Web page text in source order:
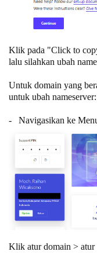
Klik pada "Click to
lalu silahkan ubah
Untuk domain yang
untuk ubah nameserver:
- Navigasikan ke
Klik atur domain > atur